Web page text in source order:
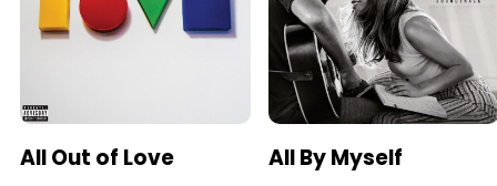
All Out of Love All By Myself